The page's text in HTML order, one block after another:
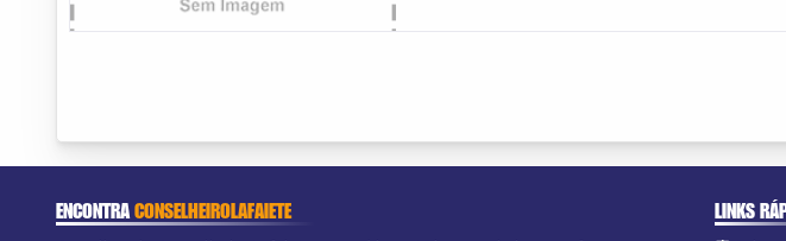
ENCONTRACONSELHEIROLAFAIETE LINKS